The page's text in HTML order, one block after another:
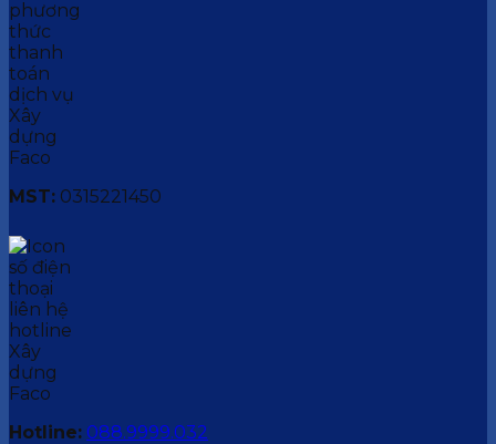
MST: 0315221450
Hotline: 088.9999.032